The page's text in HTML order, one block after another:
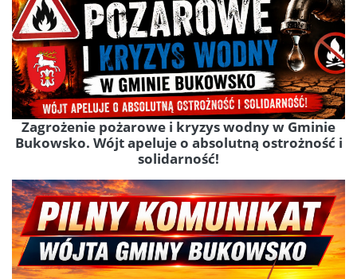
Zagrożenie pożarowe i kryzys wodny w Gminie
Bukowsko. Wójt apeluje o absolutną ostrożność i
solidarność!